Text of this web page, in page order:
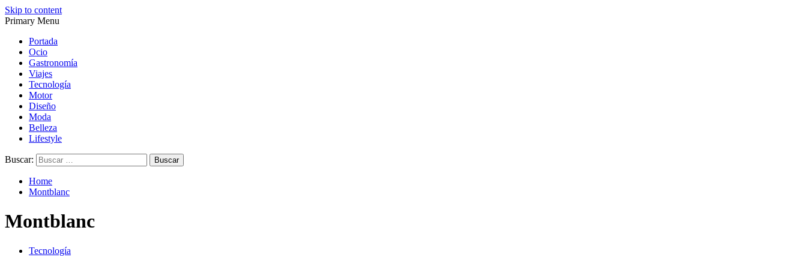
Skip to content
Primary Menu
Portada
Ocio
Gastronomía
Viajes
Tecnología
Motor
Diseño
Moda
Belleza
Lifestyle
Buscar:
Home
Montblanc
Montblanc
Tecnología